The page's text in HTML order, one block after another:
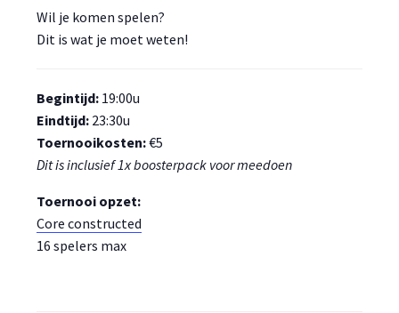
Wil je komen spelen?
Dit is wat je moet weten!
Begintijd: 19:00u
Eindtijd: 23:30u
Toernooikosten:€5
Dit is inclusief 1x boosterpack voor meedoen
Toernooi opzet:
Core constructed
16 spelers max